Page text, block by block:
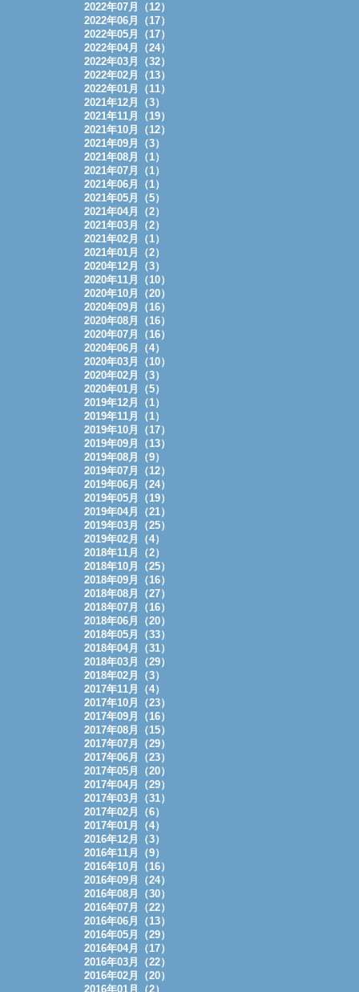
2022年07月（12）
2022年06月（17）
2022年05月（17）
2022年04月（24）
2022年03月（32）
2022年02月（13）
2022年01月（11）
2021年12月（3）
2021年11月（19）
2021年10月（12）
2021年09月（3）
2021年08月（1）
2021年07月（1）
2021年06月（1）
2021年05月（5）
2021年04月（2）
2021年03月（2）
2021年02月（1）
2021年01月（2）
2020年12月（3）
2020年11月（10）
2020年10月（20）
2020年09月（16）
2020年08月（16）
2020年07月（16）
2020年06月（4）
2020年03月（10）
2020年02月（3）
2020年01月（5）
2019年12月（1）
2019年11月（1）
2019年10月（17）
2019年09月（13）
2019年08月（9）
2019年07月（12）
2019年06月（24）
2019年05月（19）
2019年04月（21）
2019年03月（25）
2019年02月（4）
2018年11月（2）
2018年10月（25）
2018年09月（16）
2018年08月（27）
2018年07月（16）
2018年06月（20）
2018年05月（33）
2018年04月（31）
2018年03月（29）
2018年02月（3）
2017年11月（4）
2017年10月（23）
2017年09月（16）
2017年08月（15）
2017年07月（29）
2017年06月（23）
2017年05月（20）
2017年04月（29）
2017年03月（31）
2017年02月（6）
2017年01月（4）
2016年12月（3）
2016年11月（9）
2016年10月（16）
2016年09月（24）
2016年08月（30）
2016年07月（22）
2016年06月（13）
2016年05月（29）
2016年04月（17）
2016年03月（22）
2016年02月（20）
2016年01月（2）